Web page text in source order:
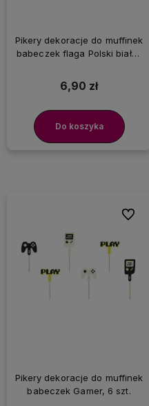
Pikery dekoracje do muffinek
babeczek flaga Polski biało-
6,90 zł
Do koszyka
Pikery dekoracje do muffinek
babeczek Gamer, 6 szt.
Do